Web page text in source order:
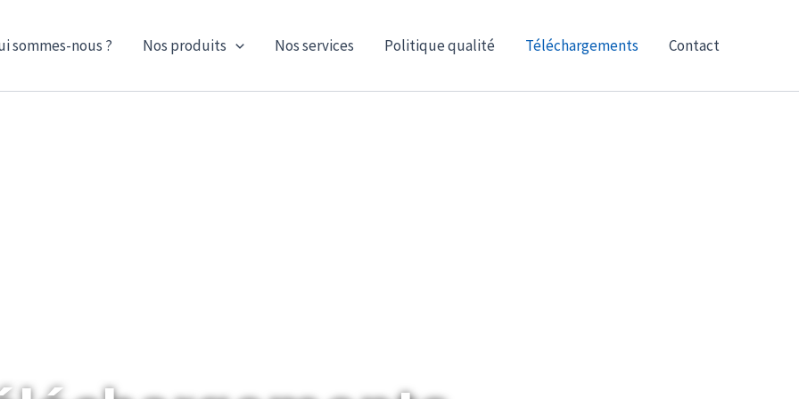
sommes-nous ? Nos produits Nos services Politique qualité Téléchargements Contact